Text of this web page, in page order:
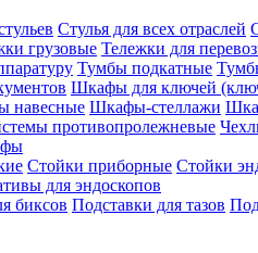
Стулья для всех отраслей
грузовые Тележки для
Тумбы подкатные
Шкафы для ключей
навесные Шкафы-стеллажи
противопролежневые
Стойки приборные Стойки
для эндоскопов
биксов Подставки для тазов